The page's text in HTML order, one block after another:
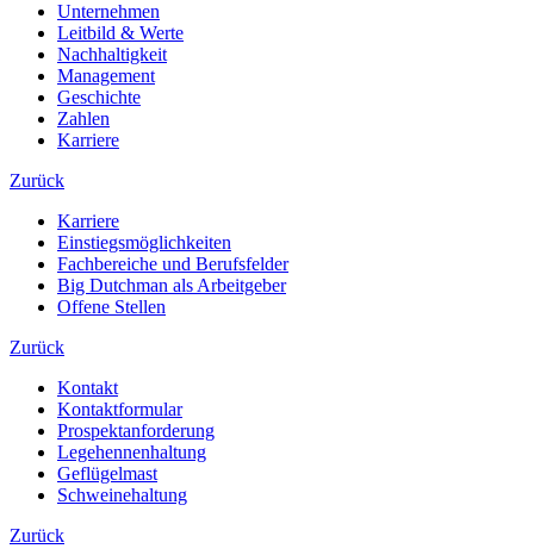
Unternehmen
Leitbild & Werte
Nachhaltigkeit
Management
Geschichte
Zahlen
Karriere
Zurück
Karriere
Einstiegsmöglichkeiten
Fachbereiche und Berufsfelder
Big Dutchman als Arbeitgeber
Offene Stellen
Zurück
Kontakt
Kontaktformular
Prospektanforderung
Legehennenhaltung
Geflügelmast
Schweinehaltung
Zurück